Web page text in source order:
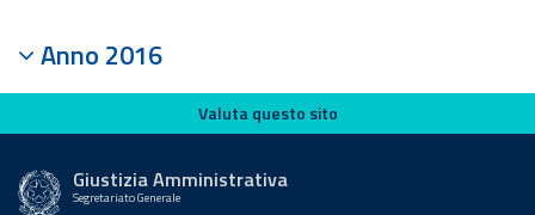
Anno 2016
Valuta questo sito
Valuta questo sito
Giustizia Amministrativa
Segretariato Generale